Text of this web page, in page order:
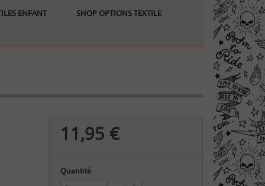
ENFANT SHOP OPTIONS TEXTILE
11,95 €
Quantité